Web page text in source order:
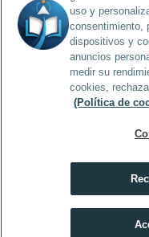
Home
de CookiesPolítica de
Copyright
uso y
consentimiento,
dispositivos y
anuncios
medir su
cookies,
(Política de